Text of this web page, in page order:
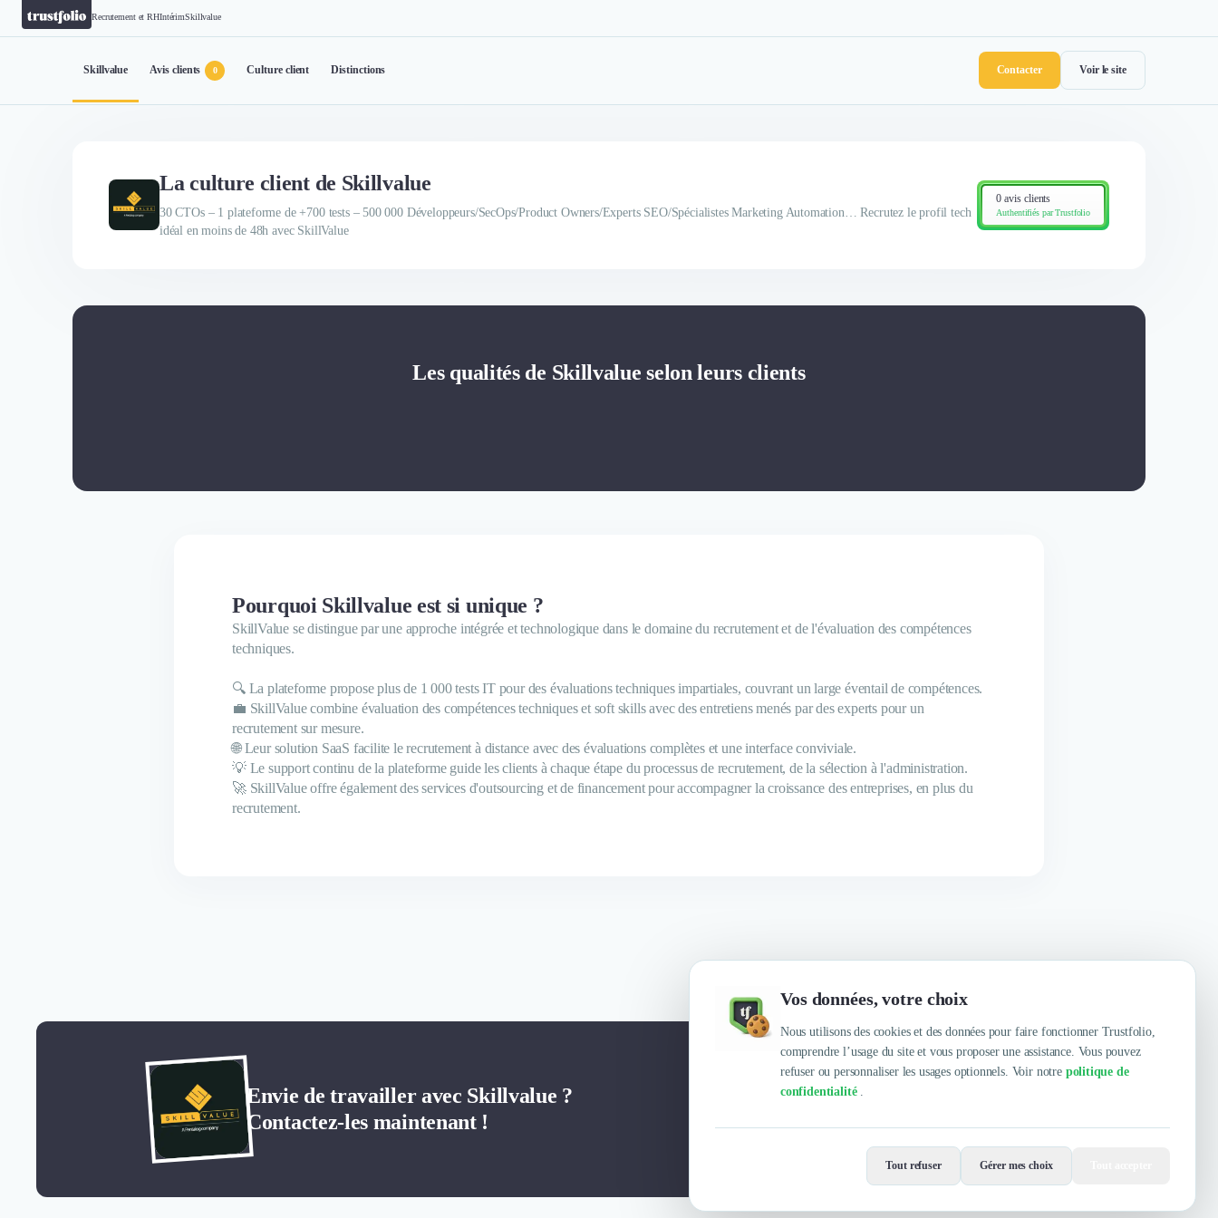
Vos données, votre choix
Nous utilisons des cookies et des données pour faire fonctionner Trustfolio,
comprendre l’usage du site et vous proposer une assistance. Vous pouvez
refuser ou personnaliser les usages optionnels. Voir notre politique de
confidentialité.
Tout refuser Gérer mes choix
Recrutement et RHIntérimSkillvalue
Contacter Voir le site
Skillvalue Avis clients 0 Culture client Distinctions
La culture client de Skillvalue
30 CTOs – 1 plateforme de +700 tests – 500 000 Développeurs/SecOps/Product Owners/Experts SEO/Spécialistes Marketing Automation… Recrutez le profil tech
idéal en moins de 48h avec SkillValue
0 avis clients
Authentifiés par Trustfolio
Les qualités de Skillvalue selon leurs clients
Pourquoi Skillvalue est si unique ?
SkillValue se distingue par une approche intégrée et technologique dans le domaine du recrutement et de l'évaluation des compétences
techniques.
🔍 La plateforme propose plus de 1 000 tests IT pour des évaluations techniques impartiales, couvrant un large éventail de compétences.
💼 SkillValue combine évaluation des compétences techniques et soft skills avec des entretiens menés par des experts pour un
recrutement sur mesure.
🌐 Leur solution SaaS facilite le recrutement à distance avec des évaluations complètes et une interface conviviale.
💡 Le support continu de la plateforme guide les clients à chaque étape du processus de recrutement, de la sélection à l'administration.
🚀 SkillValue offre également des services d'outsourcing et de financement pour accompagner la croissance des entreprises, en plus du
recrutement.
Envie de travailler avec Skillvalue ?
Contactez-les maintenant !